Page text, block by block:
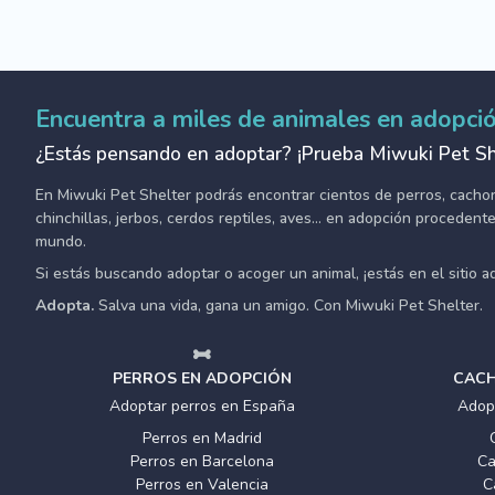
Encuentra a miles de animales en
¿Estás pensando en adoptar? ¡Prueba Miwuki Pet
En Miwuki Pet Shelter podrás encontrar cientos de perros,
chinchillas, jerbos, cerdos reptiles, aves... en adopción
mundo.
Si estás buscando adoptar o acoger un animal, ¡estás en el sitio
Adopta. Salva una vida, gana un amigo. Con Miwuki Pet Shelter.
PERROS EN ADOPCIÓN
Adoptar perros en España
Perros en Madrid
Perros en Barcelona
Perros en Valencia